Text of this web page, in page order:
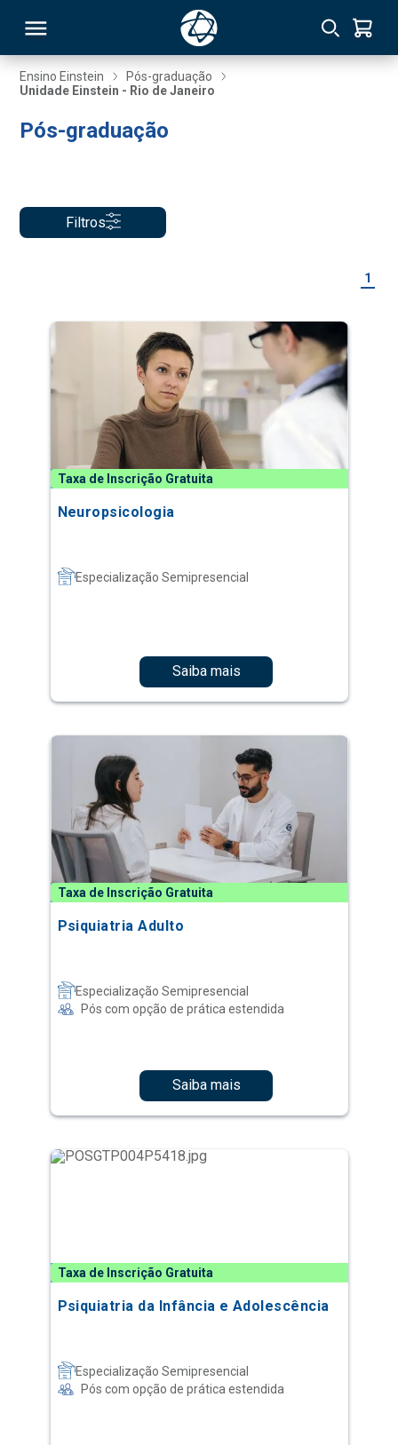
Ensino Einstein
Pós-graduação
Unidade Einstein - Rio de Janeiro
Pós-graduação
Filtros
1
Taxa de Inscrição Gratuita
Neuropsicologia
Especialização Semipresencial
Saiba mais
Taxa de Inscrição Gratuita
Psiquiatria Adulto
Especialização Semipresencial
Pós com opção de prática estendida
Saiba mais
Taxa de Inscrição Gratuita
Psiquiatria da Infância e Adolescência
Especialização Semipresencial
Pós com opção de prática estendida